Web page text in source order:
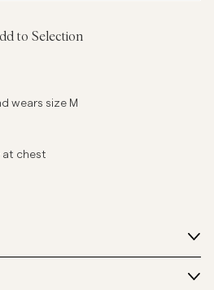
Add to Selection
wears size M
at chest